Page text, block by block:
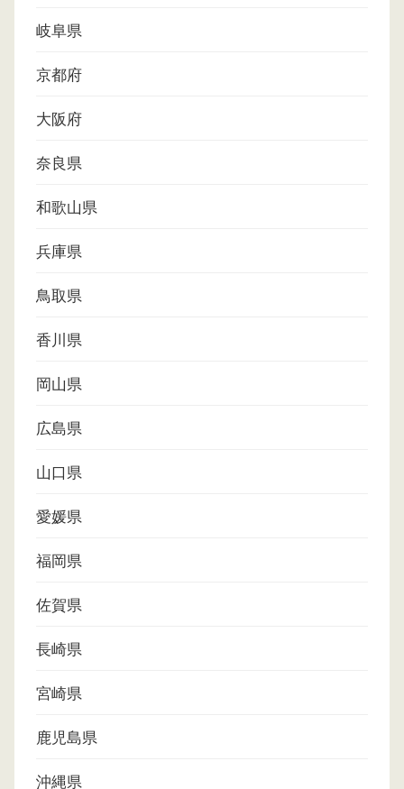
岐阜県
京都府
大阪府
奈良県
和歌山県
兵庫県
鳥取県
香川県
岡山県
広島県
山口県
愛媛県
福岡県
佐賀県
長崎県
宮崎県
鹿児島県
沖縄県